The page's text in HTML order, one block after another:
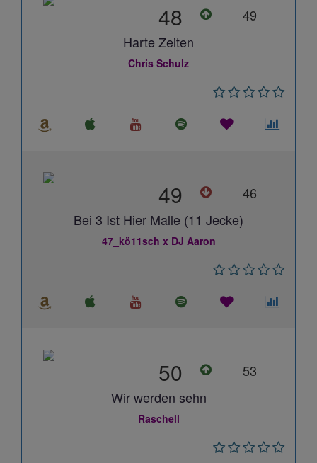
48
49
Harte Zeiten
Chris Schulz
49
46
Bei 3 Ist Hier Malle (11 Jecke)
47_kö11sch x DJ Aaron
50
53
Wir werden sehn
Raschell